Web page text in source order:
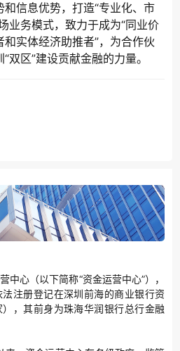
信息优势，打造“专业化、市
业务模式，致力于成为“同业价
实体经济助推者”，为合作伙
双区”建设贡献金融的力量。
中心（以下简称“资金运营中心”），
注册登记在深圳前海的商业银行资
，其前身为珠海华润银行总行金融